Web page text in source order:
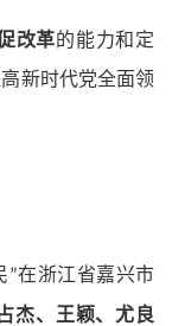
改革的能力和定
新时代党全面领
”在浙江省嘉兴市
杰、王颖、尤良